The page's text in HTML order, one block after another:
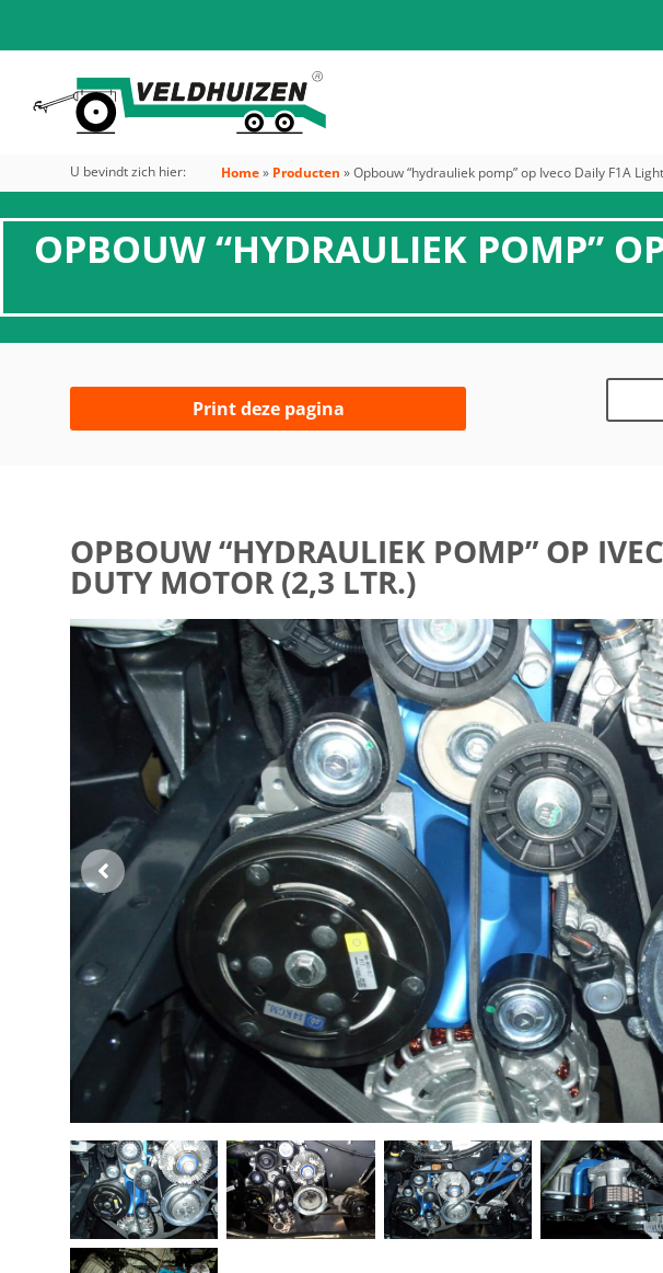
U bevindt zich hier: Home» Producten »Opbouw “hydrauliek pomp” op Iveco Daily F1A
OPBOUW “HYDRAULIEK POMP”
Print deze pagina
OPBOUW “HYDRAULIEK POMP” OP
DUTY MOTOR (2,3 LTR.)